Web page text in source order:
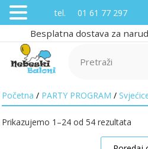
Besplatna dostava za
Početna / PARTY PROGRAM /
Prikazujemo 1–24 od 54 rezultata
tel. 01 61 77 297